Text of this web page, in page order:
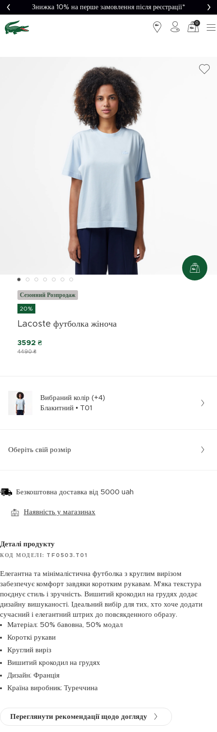
Знижка 10% на перше замовлення після реєстрації*
0
Сезонний Розпродаж
20%
Lacoste футболка жіноча
4490 ₴
3592 ₴
Вибраний колір (+4)
Блакитний • T01
Оберіть свій розмір
Безкоштовна доставка від 5000 uah
Наявність у магазинах
Деталі продукту
КОД МОДЕЛІ: TF0503.T01
Елегантна та мінімалістична футболка з круглим вирізом
забезпечує комфорт завдяки коротким рукавам. М'яка текстура
поєднує стиль і зручність. Вишитий крокодил на грудях додає
дизайну вишуканості. Ідеальний вибір для тих, хто хоче додати
сучасний і елегантний штрих до повсякденного образу.
Матеріал: 50% бавовна, 50% модал
Короткі рукави
Круглий виріз
Вишитий крокодил на грудях
Дизайн: Франція
Країна виробник: Туреччина
Переглянути рекомендації щодо догляду
Легке
повернення
Безкоштовна
доставка від